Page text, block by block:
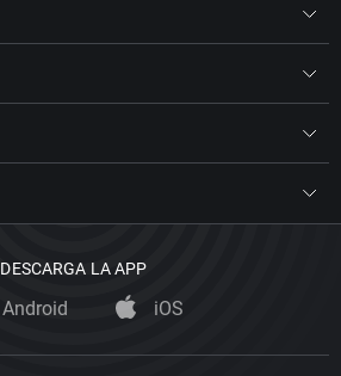
DESCARGA LA APP
Android iOS